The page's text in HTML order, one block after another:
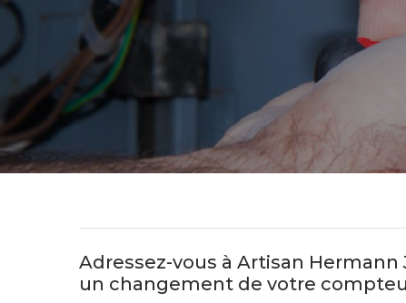
Adressez-vous à Artisan
un changement de votre